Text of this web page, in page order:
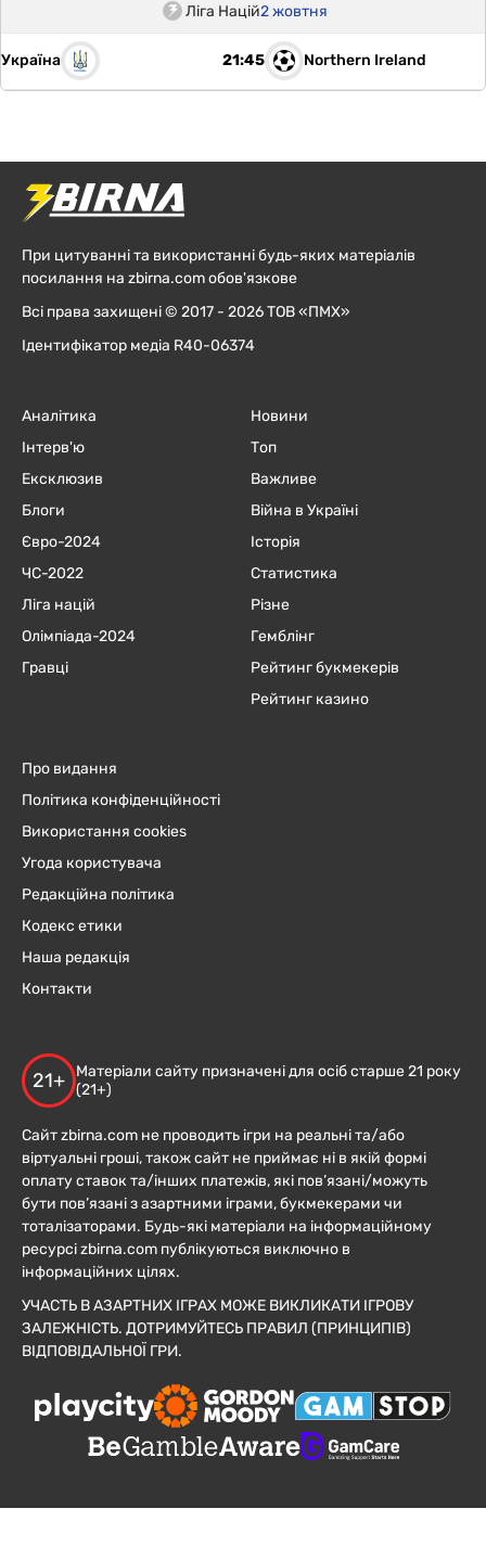
Ліга Націй2 жовтня
Україна 21:45 Northern Ireland
При цитуванні та використанні будь-яких матеріалів
посилання на zbirna.com обов'язкове
Всі права захищені © 2017 - 2026 ТОВ «ПМХ»
Ідентифікатор медіа R40-06374
Аналітика
Інтерв'ю
Ексклюзив
Блоги
Євро-2024
ЧC-2022
Ліга націй
Олімпіада-2024
Гравці
Новини
Топ
Важливе
Війна в Україні
Історія
Статистика
Різне
Гемблінг
Рейтинг букмекерів
Рейтинг казино
Про видання
Політика конфіденційності
Використання cookies
Угода користувача
Редакційна політика
Кодекс етики
Наша редакція
Контакти
21+
Матеріали сайту призначені для осіб старше 21 року
(21+)
Сайт zbirna.com не проводить ігри на реальні та/або
віртуальні гроші, також сайт не приймає ні в якій формі
оплату ставок та/інших платежів, які пов’язані/можуть
бути пов’язані з азартними іграми, букмекерами чи
тоталізаторами. Будь-які матеріали на інформаційному
ресурсі zbirna.com публікуються виключно в
інформаційних цілях.
УЧАСТЬ В АЗАРТНИХ ІГРАХ МОЖЕ ВИКЛИКАТИ ІГРОВУ
ЗАЛЕЖНІСТЬ. ДОТРИМУЙТЕСЬ ПРАВИЛ (ПРИНЦИПІВ)
ВІДПОВІДАЛЬНОЇ ГРИ.